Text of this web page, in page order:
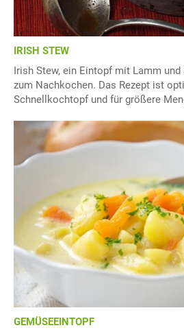
IRISH STEW
Irish Stew, ein Eintopf mit Lamm
zum Nachkochen. Das Rezept ist
Schnellkochtopf und für größere
GEMÜSEEINTOPF